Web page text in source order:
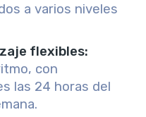
a varios niveles
flexibles:
con
las 24 horas del